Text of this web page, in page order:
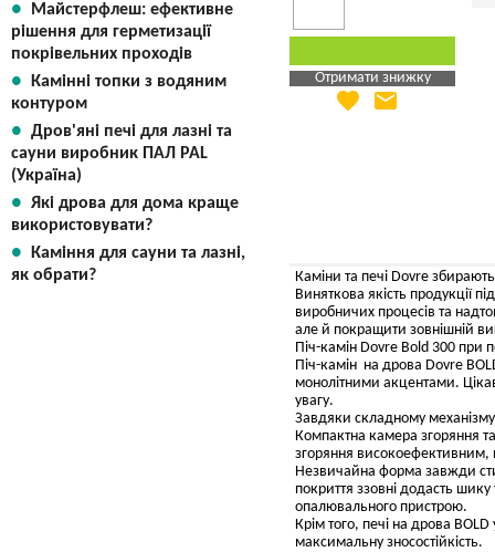
Майстерфлеш: ефективне
рішення для герметизації
покрівельних проходів
Камінні топки з водяним
контуром
Дров'яні печі для лазні та
сауни виробник ПАЛ PAL
(Україна)
Які дрова для дома краще
використовувати?
Каміння для сауни та лазні,
як обрати?
Отримати знижку
Яка Ваша ціна
favorite email
Каміни та печі Dovre
Виняткова якість продукції
виробничих процесів та
але й покращити зовнішній
Піч-камін Dovre Bold 300 при
Піч-камін на дрова Dovre
монолітними акцентами.
увагу.
Завдяки складному
Компактна камера згоряння
згоряння високоефективним,
Незвичайна форма завжди
покриття ззовні додасть шику
опалювального пристрою.
Крім того, печі на дрова
максимальну зносостійкість.